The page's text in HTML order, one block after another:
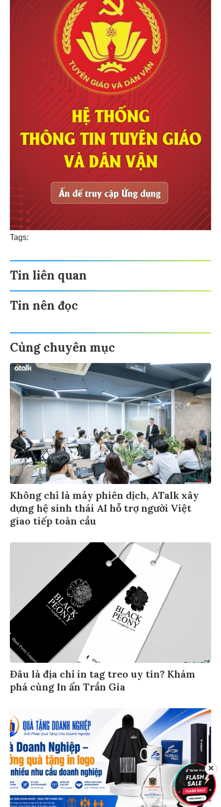
Tags:
Tin liên quan
Tin nên đọc
Cùng chuyên mục
Không chỉ là máy phiên dịch, ATalk xây
dựng hệ sinh thái AI hỗ trợ người Việt
giao tiếp toàn cầu
Đâu là địa chỉ in tag treo uy tín? Khám
phá cùng In ấn Trần Gia
✕